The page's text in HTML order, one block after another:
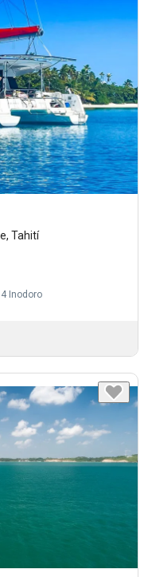
Tahití
4 Inodoro